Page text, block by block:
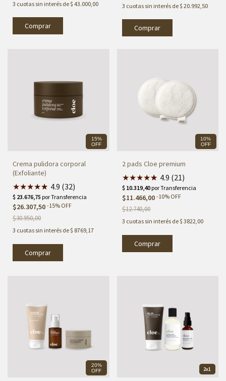
3 cuotas sin interés de$ 43.000,00 3 cuotas sin interés de$ 20.992,50
Comprar
15%
OFF
Crema pulidora corporal
(Exfoliante)
★★★★★
★ 4.9 (32)
$26.307,50 -15% OFF
$30.950,00
3 cuotas sin interés de$ 8769,17
10%
OFF
2 pads Cloe premium
★★★★★
★ 4.9 (21)
$11.466,00 -10% OFF
$12.740,00
3 cuotas sin interés de$ 3822,00
20%
OFF
2x1